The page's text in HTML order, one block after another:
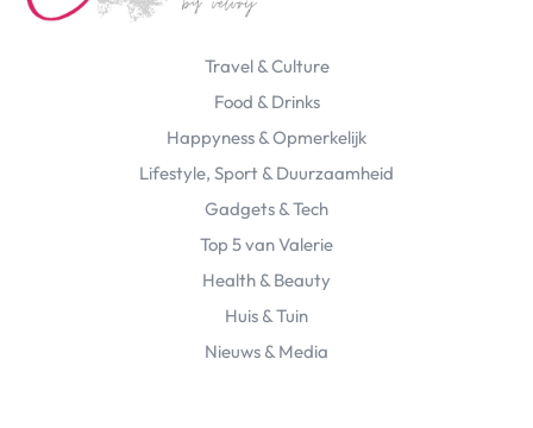
Travel & Culture
Food & Drinks
Happyness & Opmerkelijk
Lifestyle, Sport & Duurzaamheid
Gadgets & Tech
Top 5 van Valerie
Health & Beauty
Huis & Tuin
Nieuws & Media